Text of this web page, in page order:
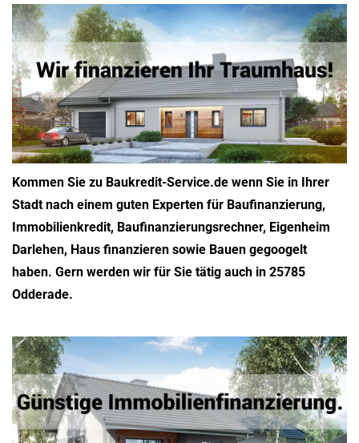
Kommen Sie zu Baukredit-Service.de wenn Sie in Ihrer
Stadt nach einem guten Experten für Baufinanzierung,
Immobilienkredit, Baufinanzierungsrechner, Eigenheim
Darlehen, Haus finanzieren sowie Bauen gegoogelt
haben. Gern werden wir für Sie tätig auch in 25785
Odderade.